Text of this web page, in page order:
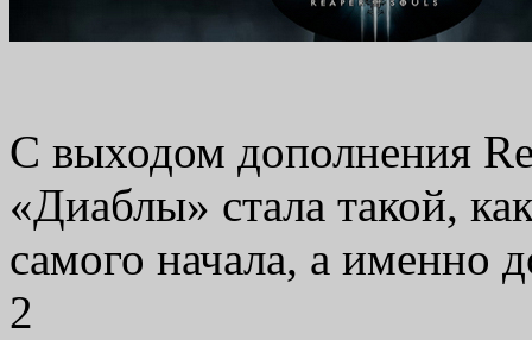
С выходом дополнения
«Диаблы» стала такой,
самого начала, а именно
2